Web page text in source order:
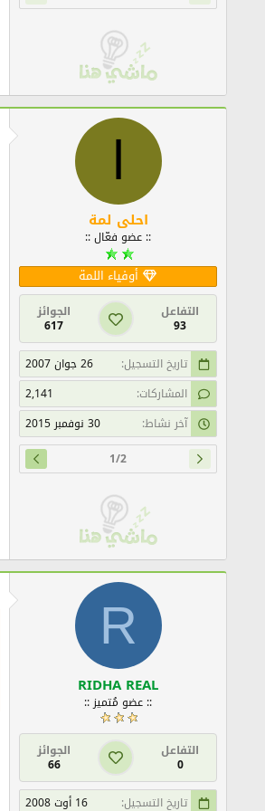
احلى لمة
:: عضو فعّال ::
أوفياء اللمة
التفاعل
93
الجوائز
617
تاريخ التسجيل
26 جوان 2007
المشاركات
2,141
آخر نشاط
30 نوفمبر 2015
1/2
R
RIDHA REAL
:: عضو مُتميز ::
التفاعل
0
الجوائز
66
تاريخ التسجيل
16 أوت 2008